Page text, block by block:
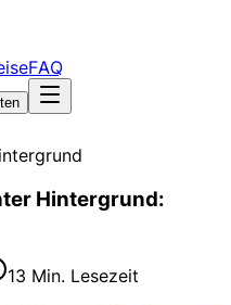
FAQ
Hintergrund:
13 Min. Lesezeit